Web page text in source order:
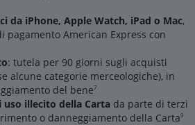
da iPhone, Apple Watch, iPad o Mac,
pagamento American Express con
: tutela per 90 giorni sugli acquisti
alcune categorie merceologiche), in
del bene7
uso illecito della Carta da parte di terzi
o danneggiamento della Carta9